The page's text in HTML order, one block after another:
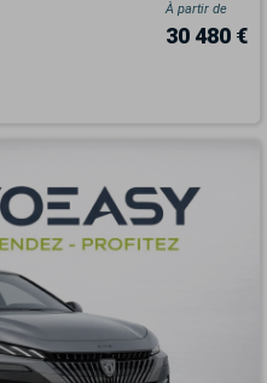
À partir de
30 480 €